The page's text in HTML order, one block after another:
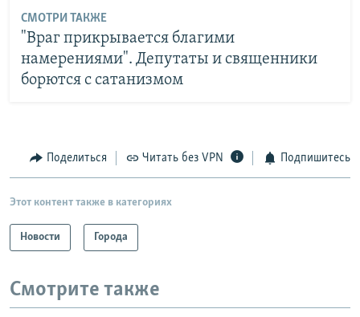
СМОТРИ ТАКЖЕ
"Враг прикрывается благими
намерениями". Депутаты и священники
борются с сатанизмом
Поделиться Читать без VPN Подпишитесь
Этот контент также в категориях
Новости Города
Смотрите также